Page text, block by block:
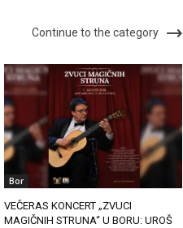
Continue to the category
Bor
VEČERAS KONCERT „ZVUCI
MAGIČNIH STRUNA“ U BORU: UROŠ